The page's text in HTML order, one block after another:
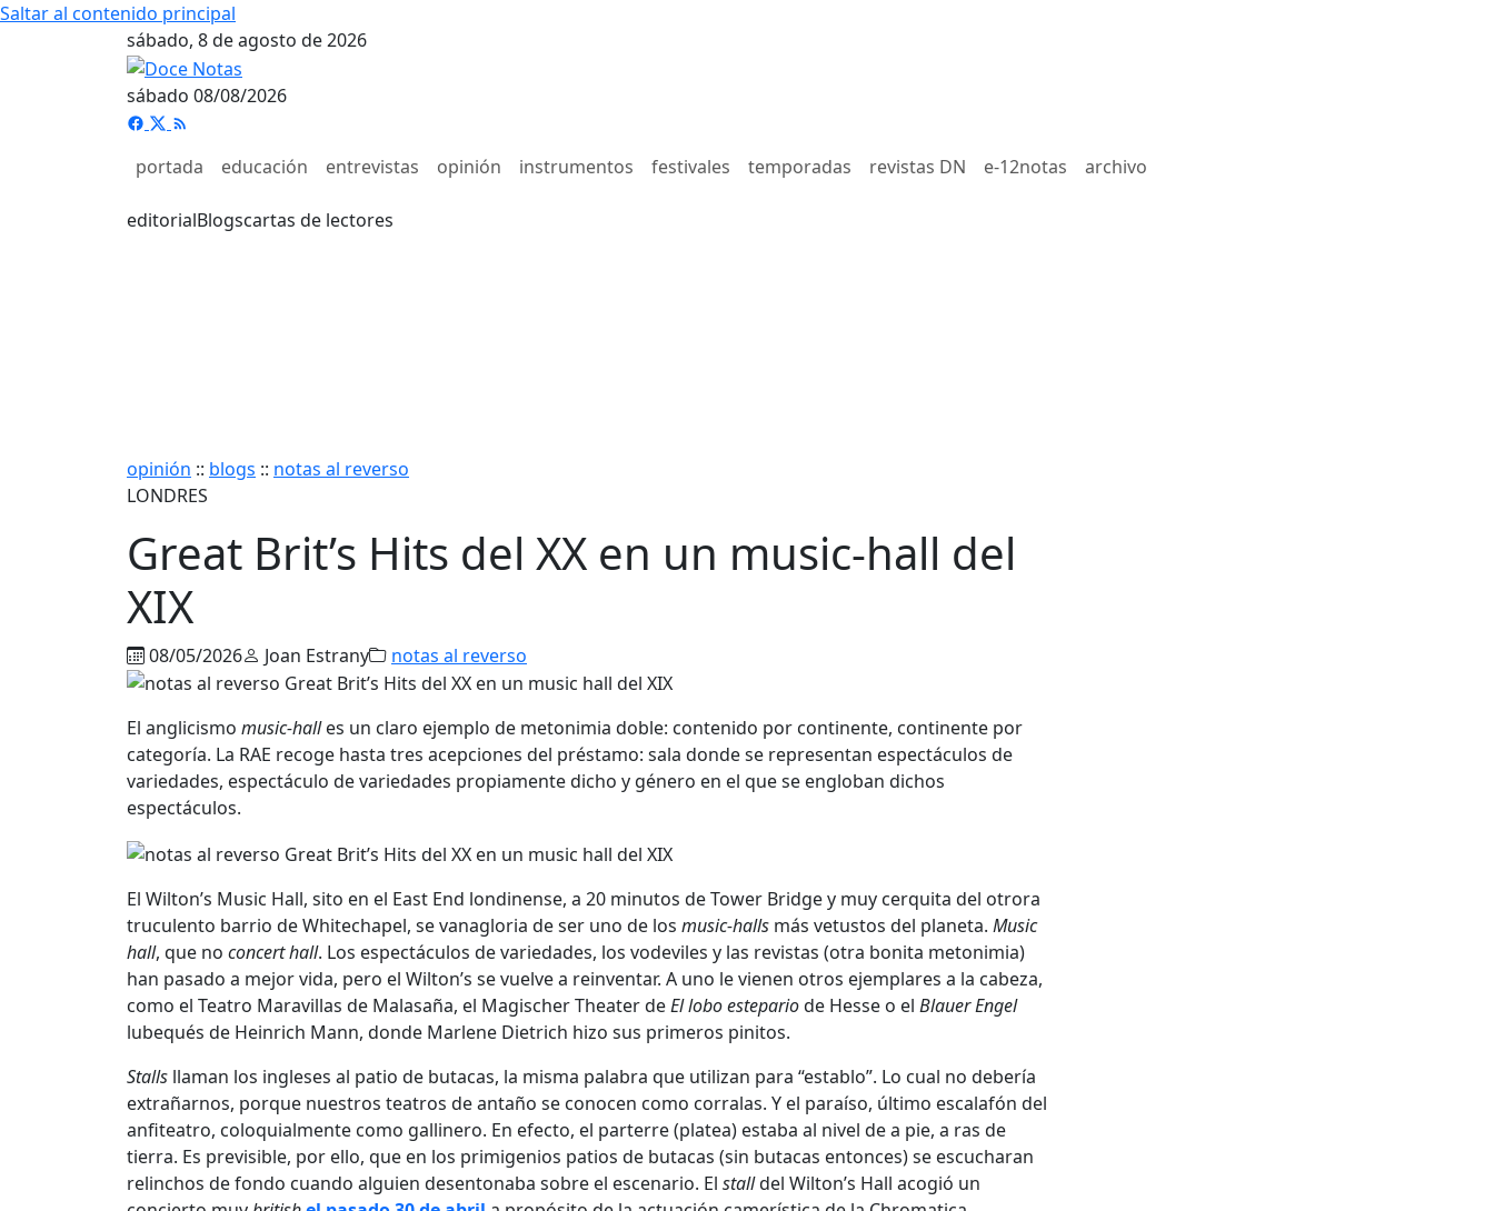
Saltar al contenido principal
sábado, 8 de agosto de 2026
sábado 08/08/2026
portada educación entrevistas opinión instrumentos festivales temporadas revistas DN e-12notas archivo
editorialBlogscartas de lectores
opinión :: blogs :: notas al reverso
LONDRES
Great Brit’s Hits del XX en un music-hall del
XIX
08/05/2026 Joan Estrany notas al reverso
El anglicismo music-halles un claro ejemplo de metonimia doble: contenido por continente, continente por
categoría. La RAE recoge hasta tres acepciones del préstamo: sala donde se representan espectáculos de
variedades, espectáculo de variedades propiamente dicho y género en el que se engloban dichos
espectáculos.
El Wilton’s Music Hall, sito en el East End londinense, a 20 minutos de Tower Bridge y muy cerquita del otrora
truculento barrio de Whitechapel, se vanagloria de ser uno de los music-halls más vetustos del planeta. Music
hall, que no concert hall. Los espectáculos de variedades, los vodeviles y las revistas (otra bonita metonimia)
han pasado a mejor vida, pero el Wilton’s se vuelve a reinventar. A uno le vienen otros ejemplares a la cabeza,
como el Teatro Maravillas de Malasaña, el Magischer Theater deEl lobo estepariode Hesse o el Blauer Engel
lubequés de Heinrich Mann, donde Marlene Dietrich hizo sus primeros pinitos.
Stalls llaman los ingleses al patio de butacas, la misma palabra que utilizan para “establo”. Lo cual no debería
extrañarnos, porque nuestros teatros de antaño se conocen como corralas. Y el paraíso, último escalafón del
anfiteatro, coloquialmente como gallinero. En efecto, el parterre (platea) estaba al nivel de a pie, a ras de
tierra. Es previsible, por ello, que en los primigenios patios de butacas (sin butacas entonces) se escucharan
relinchos de fondo cuando alguien desentonaba sobre el escenario. El stalldel Wilton’s Hall acogió un